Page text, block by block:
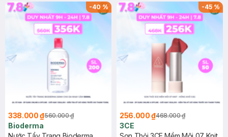
-40%
338.000 ₫560.000 ₫
Bioderma
-45%
256.000 ₫468.000 ₫
3CE